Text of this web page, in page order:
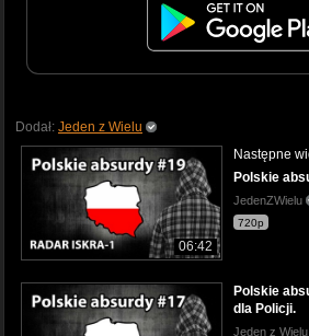
Dodał: Jeden z Wielu
06:42
Następne
Polskie
JedenZWielu
720p
Polskie
dla Policji.
Jeden z Wielu